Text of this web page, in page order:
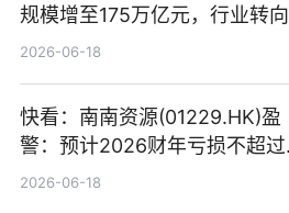
规模增至175万亿元，行业转向
“量质并重”
2026-06-18
快看：南南资源(01229.HK)盈
警：预计2026财年亏损不超过
1000万港元
2026-06-18